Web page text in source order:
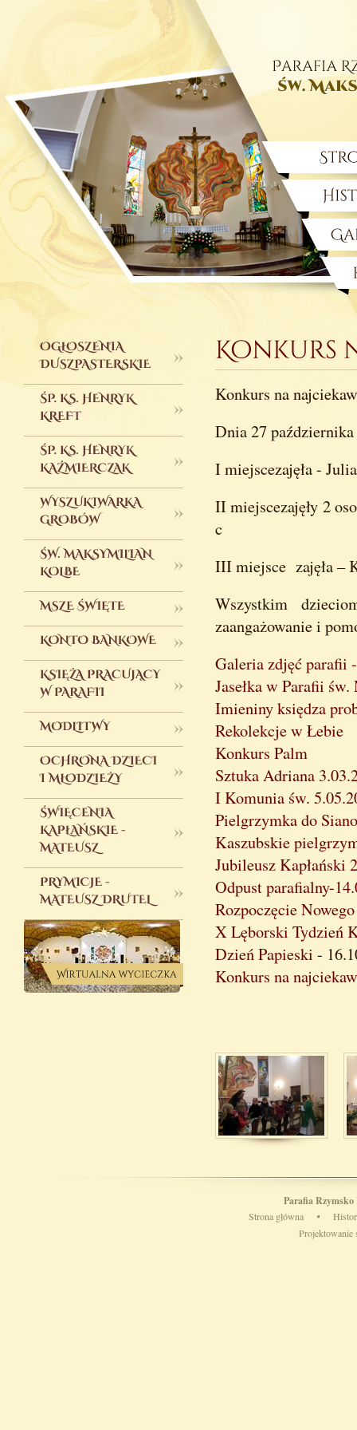
Konkurs na
Dnia 27
I miejscezajęła -
II miejscezajęły 2
c
III miejsce zajęła –
Wszystkim
zaangażowanie i
Galeria zdjęć parafii
Jasełka w Parafii
Imieniny księdza
Rekolekcje w Łebie
Konkurs Palm
Sztuka Adriana
I Komunia św.
Pielgrzymka do
Kaszubskie
Jubileusz Kapłański
Odpust parafialny-
Rozpoczęcie
X Lęborski Tydzień
Dzień Papieski -
Konkurs na
Parafia
Strona główna
Projektowanie